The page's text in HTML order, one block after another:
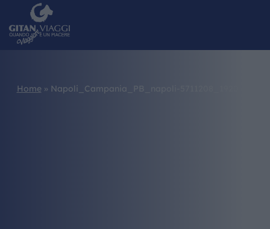
Home » Napoli_Campania_PB_napoli-5711208_1920